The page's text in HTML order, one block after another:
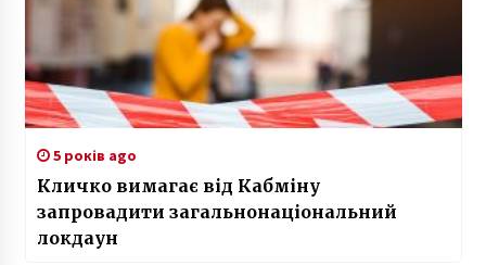
5 років ago
Кличко вимагає від Кабміну
запровадити загальнонаціональний
локдаун